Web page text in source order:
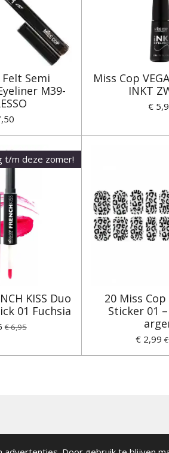
Semi
M39-
Miss Cop
INKT
€
t/m deze zomer!
KISS Duo
01 Fuchsia
€ 6,95
20 Miss
Sticker 01
€ 2,99